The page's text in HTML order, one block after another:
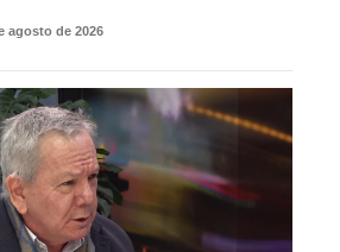
agosto de 2026